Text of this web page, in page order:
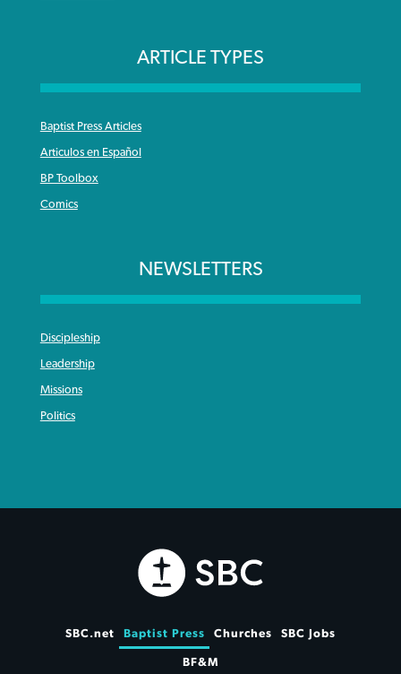
ARTICLE TYPES
Baptist Press Articles
Articulos en Español
BP Toolbox
Comics
NEWSLETTERS
Discipleship
Leadership
Missions
Politics
SBC.net Baptist Press Churches SBC Jobs
BF&M